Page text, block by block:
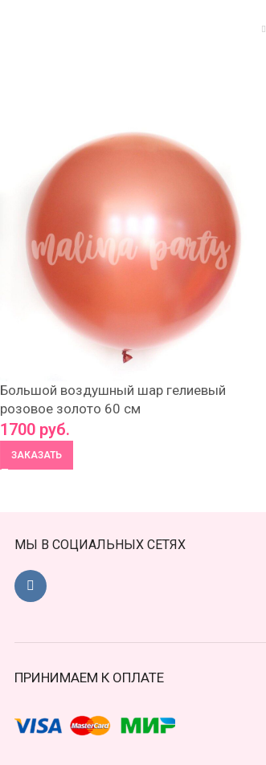
Большой воздушный шар гелиевый
розовое золото 60 см
1700 руб.
ЗАКАЗАТЬ
МЫ В СОЦИАЛЬНЫХ СЕТЯХ
ПРИНИМАЕМ К ОПЛАТЕ